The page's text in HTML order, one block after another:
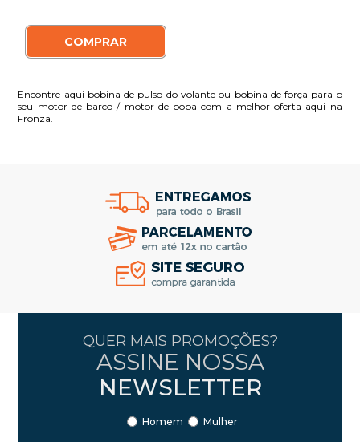
COMPRAR
Encontre aqui bobina de pulso do volante ou bobina de força para o
seu motor de barco / motor de popa com a melhor oferta aqui na
Fronza.
QUER MAIS PROMOÇÕES?
ASSINE NOSSA
NEWSLETTER
Homem Mulher